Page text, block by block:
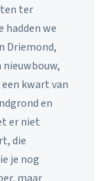
ter
hadden we
Driemond,
kwart van
en
er niet
die
je nog